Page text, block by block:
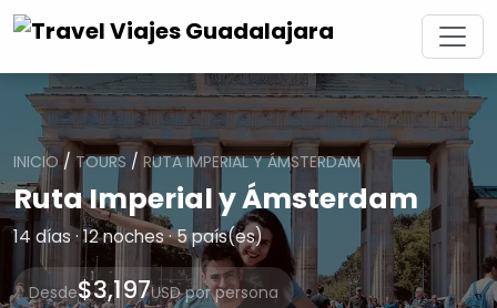
INICIO / TOURS / RUTA IMPERIAL Y ÁMSTERDAM
Ruta Imperial y Ámsterdam
14 días · 12 noches · 5 país(es)
Desde$3,197USD por persona